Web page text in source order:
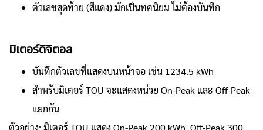
ตัวเลขสุดท้าย (สีแดง) มักเป็นทศนิยม ไม่ต้องบันทึก
มิเตอร์ดิจิตอล
บันทึกตัวเลขที่แสดงบนหน้าจอ เช่น 1234.5 kWh
สำหรับมิเตอร์ TOU จะแสดงหน่วย On-Peak และ Off-Peak
แยกกัน
ตัวอย่าง: มิเตอร์ TOU แสดง On-Peak 200 kWh, Off-Peak 300